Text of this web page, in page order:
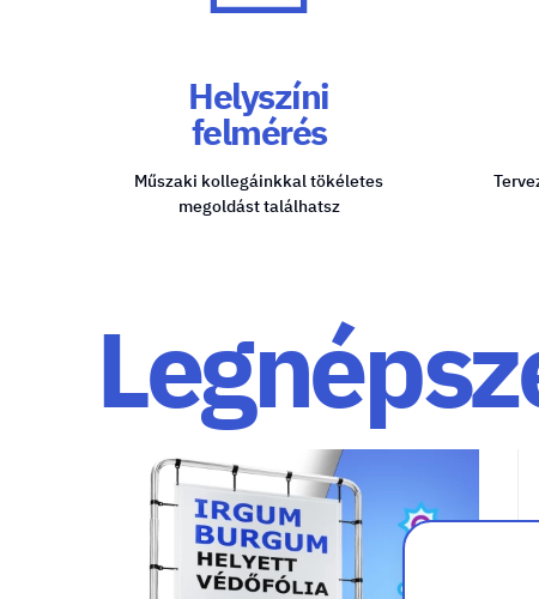
Helyszíni
felmérés
Műszaki kollegáinkkal tökéletes
megoldást találhatsz